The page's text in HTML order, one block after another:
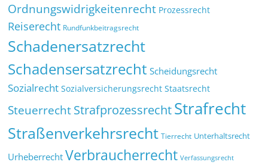
Ordnungswidrigkeitenrecht Prozessrecht
Reiserecht Rundfunkbeitragsrecht
Schadenersatzrecht
Schadensersatzrecht Scheidungsrecht
Sozialrecht Sozialversicherungsrecht Staatsrecht
SteuerrechtStrafprozessrechtStrafrecht
Straßenverkehrsrecht Tierrecht Unterhaltsrecht
Urheberrecht Verbraucherrecht Verfassungsrecht